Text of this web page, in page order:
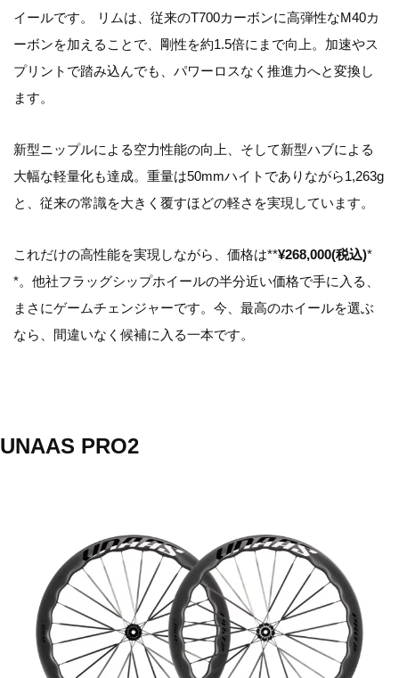
イールです。 リムは、従来のT700カーボンに高弾性なM40カ
ーボンを加えることで、剛性を約1.5倍にまで向上。加速やス
プリントで踏み込んでも、パワーロスなく推進力へと変換し
ます。
新型ニップルによる空力性能の向上、そして新型ハブによる
大幅な軽量化も達成。重量は50mmハイトでありながら1,263g
と、従来の常識を大きく覆すほどの軽さを実現しています。
これだけの高性能を実現しながら、価格は**¥268,000(税込)*
*。他社フラッグシップホイールの半分近い価格で手に入る、
まさにゲームチェンジャーです。今、最高のホイールを選ぶ
なら、間違いなく候補に入る一本です。
UNAAS PRO2